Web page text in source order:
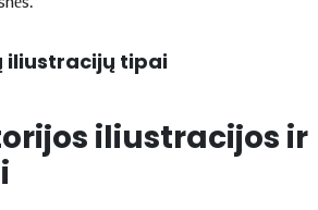
iliustracijų tipai
iliustracijos ir